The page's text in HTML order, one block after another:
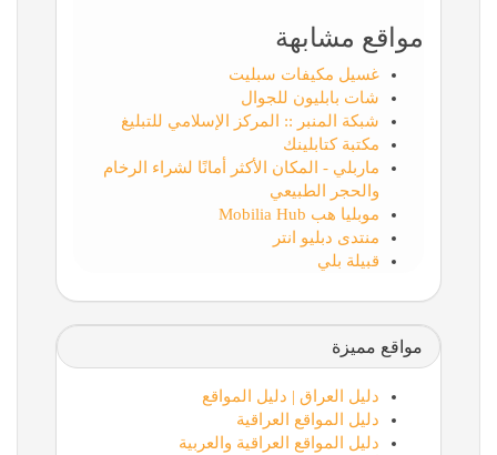
مواقع مشابهة
غسيل مكيفات سبليت
شات بابليون للجوال
شبكة المنبر :: المركز الإسلامي للتبليغ
مكتبة كتابلينك
ماربلي - المكان الأكثر أمانًا لشراء الرخام
والحجر الطبيعي
موبليا هب Mobilia Hub
منتدى دبليو انتر
قبيلة بلي
مواقع مميزة
دليل العراق | دليل المواقع
دليل المواقع العراقية
دليل المواقع العراقية والعربية